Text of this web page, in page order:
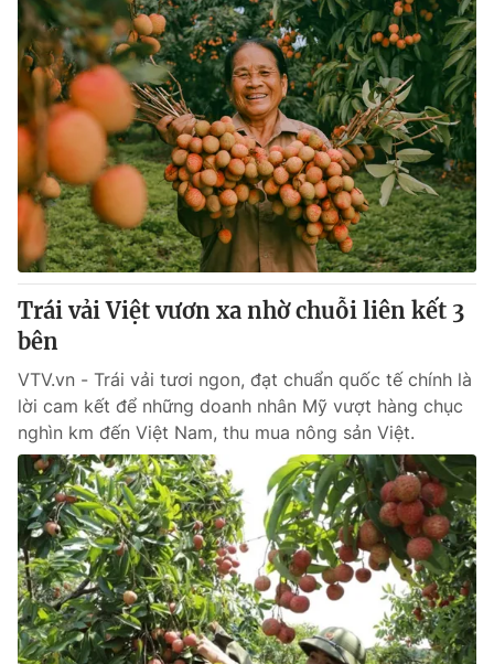
Email:toasoan@vtv.vn
Liên hệ quảng cáo:024-7300.7108
thuận bằng văn bản. Ghi rõ nguồn VTV.vn khi phát hành lại
thông tin từ website này.
Trái vải Việt vươn xa nhờ chuỗi liên kết 3
bên
VTV.vn - Trái vải tươi ngon, đạt chuẩn quốc tế chính là
lời cam kết để những doanh nhân Mỹ vượt hàng chục
nghìn km đến Việt Nam, thu mua nông sản Việt.